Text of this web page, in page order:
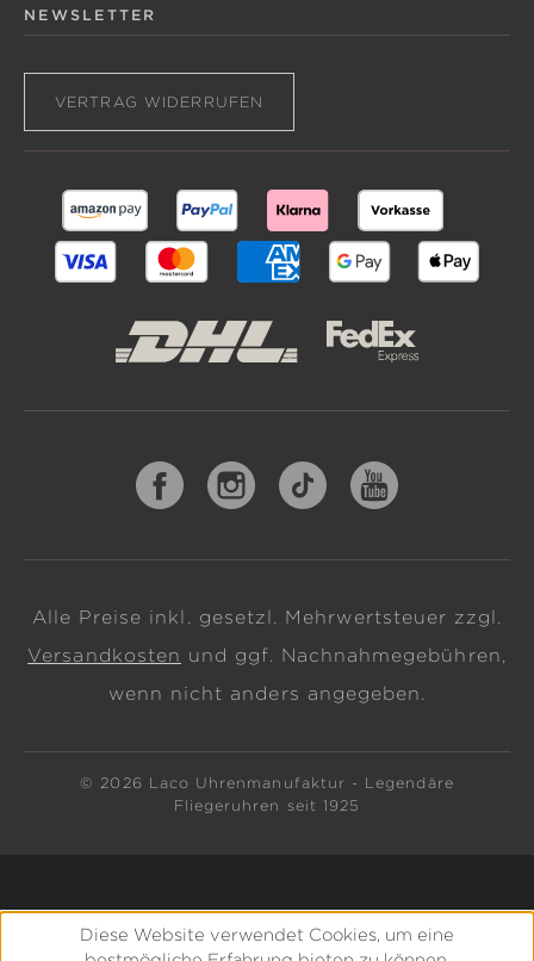
NEWSLETTER
VERTRAG WIDERRUFEN
Alle Preise inkl. gesetzl. Mehrwertsteuer zzgl.
Versandkosten und ggf. Nachnahmegebühren,
wenn nicht anders angegeben.
© 2026 Laco Uhrenmanufaktur - Legendäre
Fliegeruhren seit 1925
Diese Website verwendet Cookies, um eine